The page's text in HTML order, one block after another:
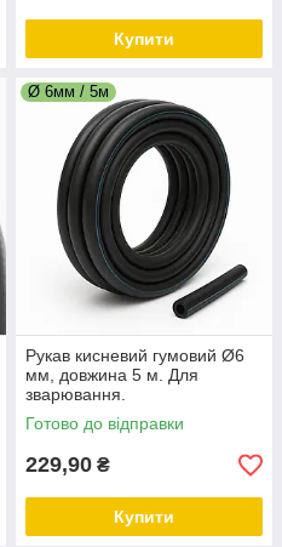
Купити
Ø 6мм / 5м
Рукав кисневий гумовий Ø6
мм, довжина 5 м. Для
зварювання.
Готово до відправки
229,90 ₴
Купити